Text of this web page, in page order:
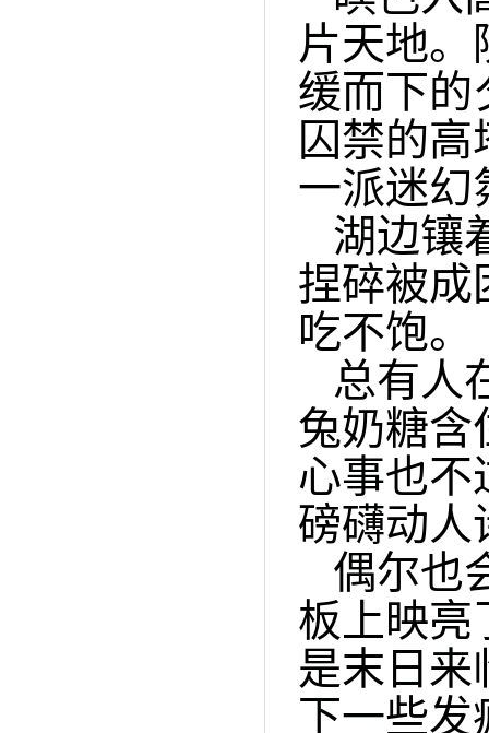
片天地。
缓而下的
囚禁的
一派迷幻
湖边镶
捏碎被成
吃不饱。
总有人
兔奶糖含
心事也不
磅礴动人
偶尔也
板上映亮
是末日来
下一些发